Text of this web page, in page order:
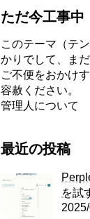
ただ今工事中
このテーマ（テ
かりでして、ま
ご不便をおかけ
容赦ください。
管理人について
最近の投稿
を試